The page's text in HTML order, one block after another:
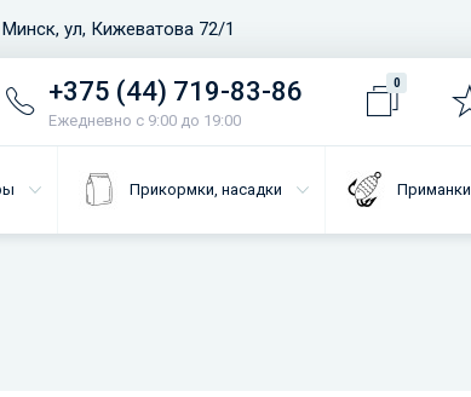
Минск, ул, Кижеватова 72/1
+375 (44) 719-83-86
Ежедневно с 9:00 до 19:00
0
Прикормки, насадки Приманки